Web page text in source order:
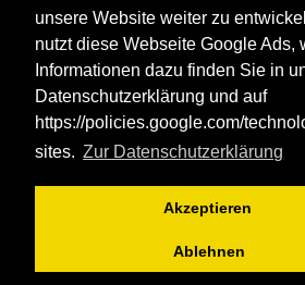
unsere Website weiter zu
nutzt diese Webseite Google Ads,
Informationen dazu finden Sie in
Datenschutzerklärung und auf
https://policies.google.com/
sites. Zur Datenschutzerklärung
Akzeptieren
Ablehnen